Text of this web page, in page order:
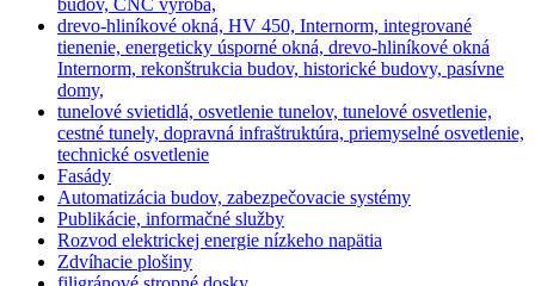
budov, CNC výroba,
drevo-hliníkové okná, HV 450, Internorm, integrované
tienenie, energeticky úsporné okná, drevo-hliníkové okná
Internorm, rekonštrukcia budov, historické budovy, pasívne
domy,
tunelové svietidlá, osvetlenie tunelov, tunelové osvetlenie,
cestné tunely, dopravná infraštruktúra, priemyselné osvetlenie,
technické osvetlenie
Fasády
Automatizácia budov, zabezpečovacie systémy
Publikácie, informačné služby
Rozvod elektrickej energie nízkeho napätia
Zdvíhacie plošiny